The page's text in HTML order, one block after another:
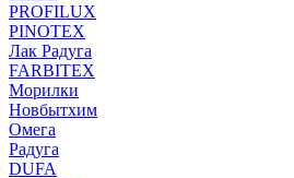
PROFILUX
PINOTEX
Лак Радуга
FARBITEX
Морилки
Новбытхим
Омега
Радуга
DUFA